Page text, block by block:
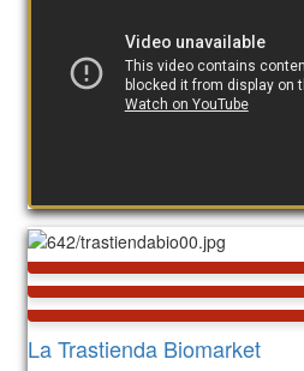
La Trastienda Biomarket